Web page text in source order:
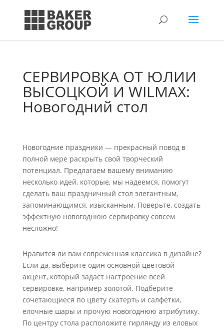
СЕРВИРОВКА ОТ ЮЛИИ
ВЫСОЦКОЙ И WILMAX:
Новогодний стол
Новогодние праздники — прекрасный повод в
полной мере раскрыть свой творческий
потенциал. Предлагаем вашему вниманию
несколько идей, которые, мы надеемся, помогут
сделать ваш праздничный стол элегантным,
запоминающимся, изысканным. Поверьте, создать
эффектную новогоднюю сервировку совсем
несложно!
Нравится ли вам современная классика в дизайне?
Если да, выберите один основной цветовой
акцент, который задаст настроение всей
сервировке, например золотой. Подберите
сочетающиеся по цвету скатерть и салфетки,
елочные шары и прочую новогоднюю атрибутику.
По центру стола расположите гирлянду из еловых